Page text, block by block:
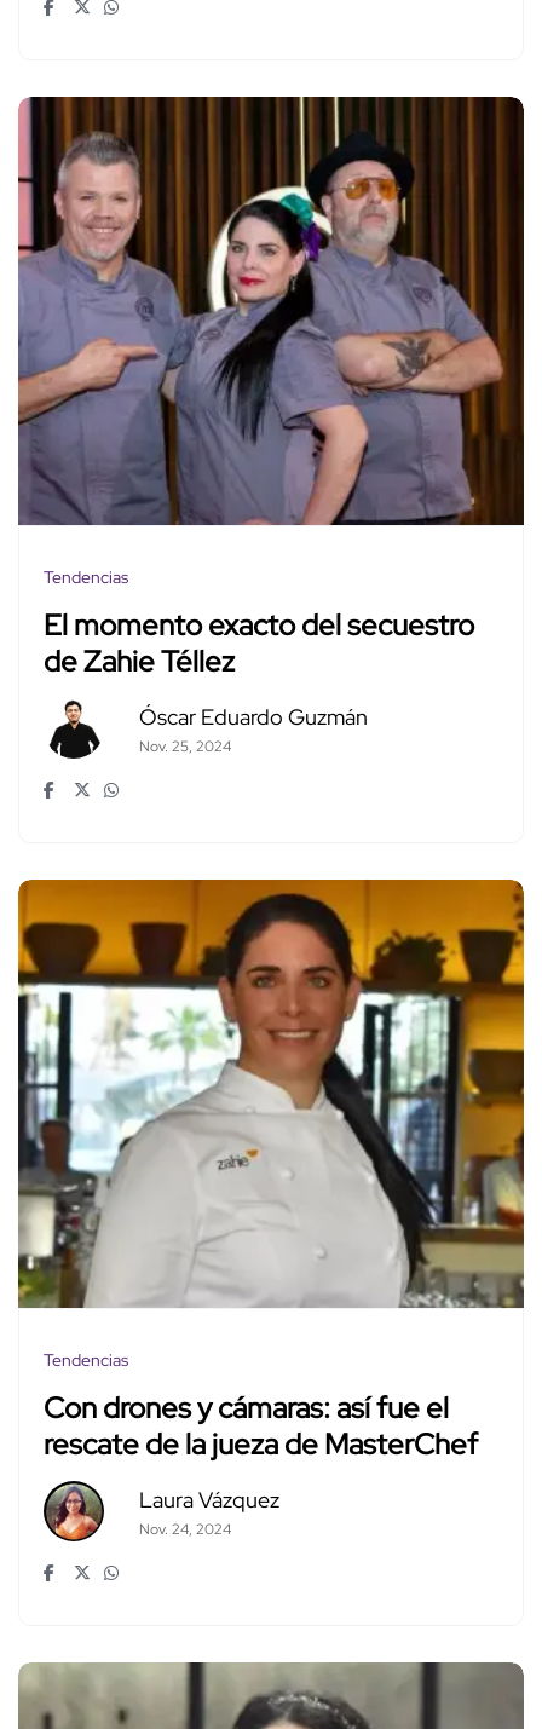
Tendencias
El momento exacto del secuestro
de Zahie Téllez
Óscar Eduardo Guzmán
Nov. 25, 2024
Tendencias
Con drones y cámaras: así fue el
rescate de la jueza de MasterChef
Laura Vázquez
Nov. 24, 2024